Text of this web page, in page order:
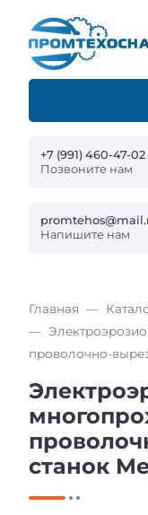
+7 (991) 460-47-02
Позвоните нам
Напишите нам
Главная
проволочно-
станок